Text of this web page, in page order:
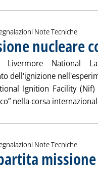
Note Tecniche
nucleare
Livermore National
dell'ignizione
Ignition Facility
nella corsa
Note Tecniche